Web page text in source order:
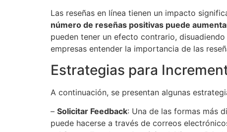
Las reseñas en línea tienen un impacto
número de reseñas positivas puede
pueden tener un efecto contrario,
empresas entender la importancia de las
Estrategias para
A continuación, se presentan algunas
– Solicitar Feedback: Una de las formas más
puede hacerse a través de correos